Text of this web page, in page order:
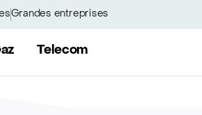
Grandes entreprises
Telecom